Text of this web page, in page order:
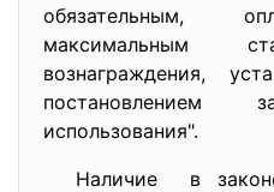
обязательным,
максимальным
вознаграждения,
использования".
Наличие в